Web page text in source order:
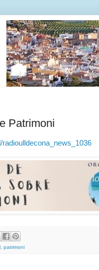
Patrimoni
, patrimoni